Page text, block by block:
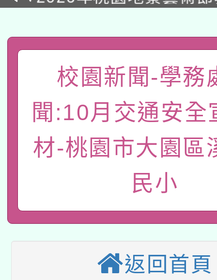
「2026桃園藝術巡演
關事宜
轉知教育部國民及學前
國立臺灣師範大學辦
年度健康促進學校輔導
業成長研習」實施計畫
函轉國家教育研究院
原住民族教育政策研討
族教育國際趨勢與發展
轉知教育部國民及學前
新北市政府教育局辦理
師專業成長研習實施計
方素養工作坊新北場」
函轉國立臺灣師範大學
族語言臺北學習中心
轉知有關國立成功大學
文教學共融平台-教案
件」活動簡章
教育部國民及學前教育
年度COVID-19疫苗接
接種對象擴大為「滿6
接種之民眾」措施，延
月28日止
轉知經濟部水利署委託
業技術研究院辦理「
用水績優單位及節水達
115年8月22日(星期六
開 智慧啟航」
「2026桃園藝術巡演
校園新聞-學務
聞:10月交通安全
材-桃園市大園區
民小
返回首頁